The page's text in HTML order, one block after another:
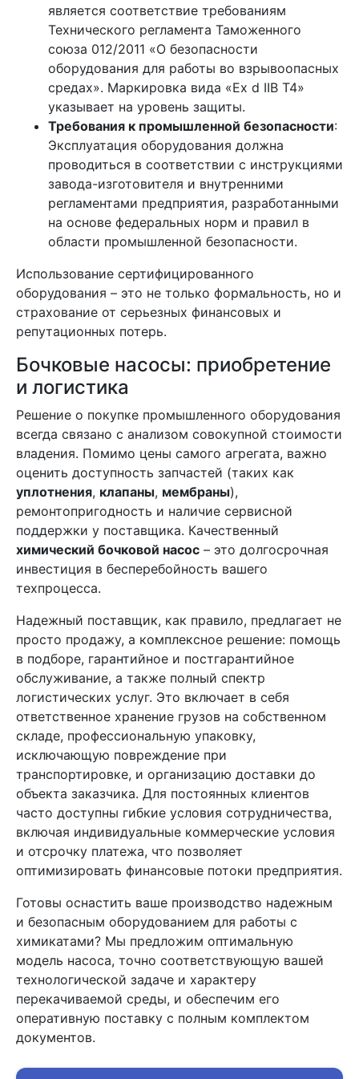
является соответствие требованиям
Технического регламента Таможенного
союза 012/2011 «О безопасности
оборудования для работы во взрывоопасных
средах». Маркировка вида «Ex d IIB T4»
указывает на уровень защиты.
Требования к промышленной безопасности:
Эксплуатация оборудования должна
проводиться в соответствии с инструкциями
завода-изготовителя и внутренними
регламентами предприятия, разработанными
на основе федеральных норм и правил в
области промышленной безопасности.
Использование сертифицированного
оборудования – это не только формальность, но и
страхование от серьезных финансовых и
репутационных потерь.
Бочковые насосы: приобретение
и логистика
Решение о покупке промышленного оборудования
всегда связано с анализом совокупной стоимости
владения. Помимо цены самого агрегата, важно
оценить доступность запчастей (таких как
уплотнения, клапаны, мембраны),
ремонтопригодность и наличие сервисной
поддержки у поставщика. Качественный
химический бочковой насос – это долгосрочная
инвестиция в бесперебойность вашего
техпроцесса.
Надежный поставщик, как правило, предлагает не
просто продажу, а комплексное решение: помощь
в подборе, гарантийное и постгарантийное
обслуживание, а также полный спектр
логистических услуг. Это включает в себя
ответственное хранение грузов на собственном
складе, профессиональную упаковку,
исключающую повреждение при
транспортировке, и организацию доставки до
объекта заказчика. Для постоянных клиентов
часто доступны гибкие условия сотрудничества,
включая индивидуальные коммерческие условия
и отсрочку платежа, что позволяет
оптимизировать финансовые потоки предприятия.
Готовы оснастить ваше производство надежным
и безопасным оборудованием для работы с
химикатами? Мы предложим оптимальную
модель насоса, точно соответствующую вашей
технологической задаче и характеру
перекачиваемой среды, и обеспечим его
оперативную поставку с полным комплектом
документов.